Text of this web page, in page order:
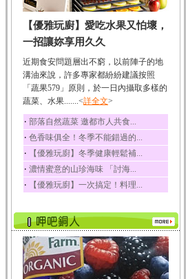
韭菜
韭菜所含的膳食纖維能
幫助消化與通便；揮...
冬瓜
冬瓜營養價值高，鈉含
量極低是水腫病人的...
豆豉
豆豉裡頭含有營養的蛋
白質、脂肪、鈣、磷...
榛果
榛果裡所含的營養素有
蛋白質、脂肪、醣類...
迷迭香
酸、迷迭香酸、植物...
咖啡
咖啡中的咖啡因會刺激
中樞神經系統，特別...
【優雅玩廚】愛吃水果又怕壞，
一招讓妳享用久久
近期食安問題層出不窮，以前陣子的地
溝油來說，許多專家都紛紛建議按照
「蔬果579」原則，於一日內攝取多樣的
蔬菜、水果.......<詳全文>
‧ 部落自然蔬菜 邀都市人共食...
‧ 色香味俱全！冬季不能錯過的...
‧ 【優雅玩廚】冬季健康輕鬆補...
‧ 濃情蜜意的山珍海味 「討海...
‧ 【優雅玩廚】一次搞定！料理...